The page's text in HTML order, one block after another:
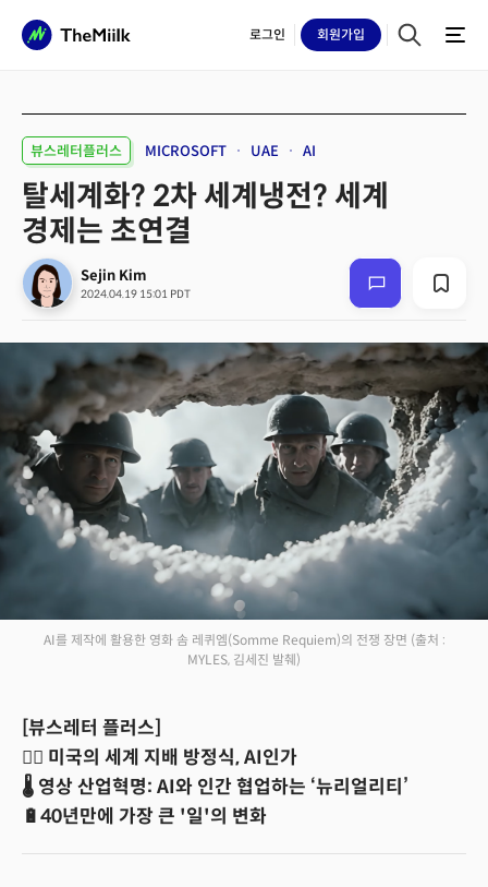
로그인 회원가입
뷰스레터플러스 MICROSOFT UAE AI
탈세계화? 2차 세계냉전? 세계
경제는 초연결
Sejin Kim
2024.04.19 15:01 PDT
AI를 제작에 활용한 영화 솜 레퀴엠(Somme Requiem)의 전쟁 장면 (출처 :
MYLES, 김세진 발췌)
[뷰스레터 플러스]
🤼‍♂️ 미국의 세계 지배 방정식, AI인가
🌡️ 영상 산업혁명: AI와 인간 협업하는 ‘뉴리얼리티’
🔋40년만에 가장 큰 '일'의 변화